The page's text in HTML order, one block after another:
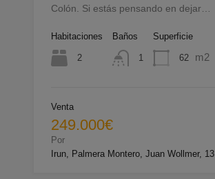
Colón. Si estás pensando en dejar…
Habitaciones
2
Baños
1
Superficie
62 m2
Venta
249.000€
Por
Irun, Palmera Montero, Juan Wollmer, 13